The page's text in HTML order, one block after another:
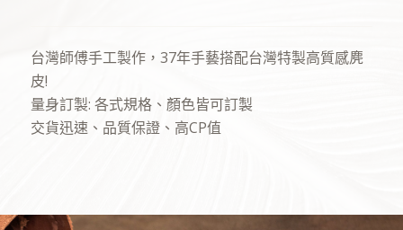
台灣師傅手工製作，37年手藝搭配台灣特製高質感麂
皮!
量身訂製: 各式規格、顏色皆可訂製
交貨迅速、品質保證、高CP值